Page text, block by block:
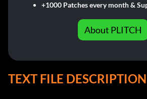
+1000 Patches every month &
About PLITCH
TEXT FILE DESCRIPTION